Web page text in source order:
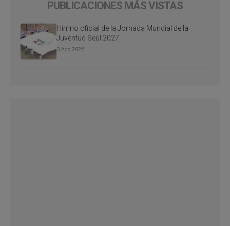
PUBLICACIONES MÁS VISTAS
Himno oficial de la Jornada Mundial de la
Juventud Seúl 2027
3 Ago 2026